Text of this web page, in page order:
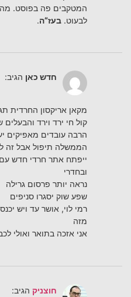
המטקבים פה בפוסט. מה
לבעוט. בעז”ה.
חדש כאן הגיב:
מקאן אריקסון החרדית
קול חי ירד וירד
הרבה עובדים מאפיקים
הממשלה תיפול אבל זה
ייפתח אתר חרדי חדש עם
ובחדרי
נראה יותר פרסום גרילה
שפע שוק יסגרו סניפים
רמי לוי, אושר עד ויש
מזה
אני אזכה בתואר ואולי
חוצניק הגיב: